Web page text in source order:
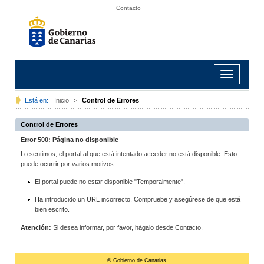
Contacto
Toggle
navigation
Está en: Inicio > Control de Errores
Control de Errores
Error 500: Página no disponible
Lo sentimos, el portal al que está intentado acceder no está disponible. Esto
puede ocurrir por varios motivos:
El portal puede no estar disponible "Temporalmente".
Ha introducido un URL incorrecto. Compruebe y asegúrese de que está
bien escrito.
Atención: Si desea informar, por favor, hágalo desde Contacto.
© Gobierno de Canarias